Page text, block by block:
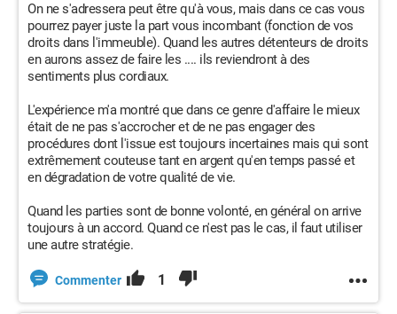
On ne s'adressera peut être qu'à vous, mais dans ce cas vous
pourrez payer juste la part vous incombant (fonction de vos
droits dans l'immeuble). Quand les autres détenteurs de droits
en aurons assez de faire les .... ils reviendront à des
sentiments plus cordiaux.
L'expérience m'a montré que dans ce genre d'affaire le mieux
était de ne pas s'accrocher et de ne pas engager des
procédures dont l'issue est toujours incertaines mais qui sont
extrêmement couteuse tant en argent qu'en temps passé et
en dégradation de votre qualité de vie.
Quand les parties sont de bonne volonté, en général on arrive
toujours à un accord. Quand ce n'est pas le cas, il faut utiliser
une autre stratégie.
Commenter 1